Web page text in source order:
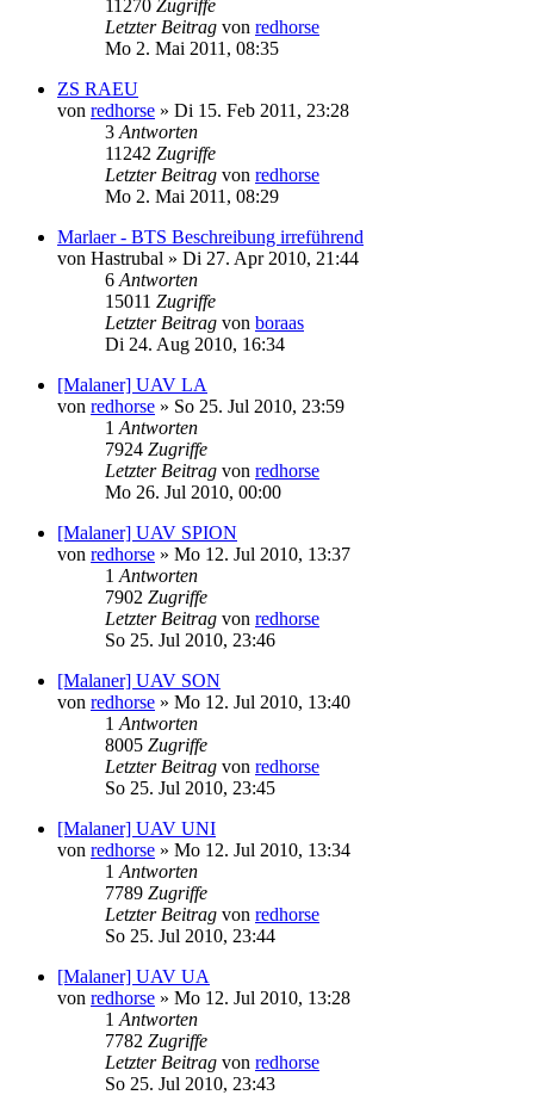
11270 Zugriffe
Letzter Beitrag von redhorse
Mo 2. Mai 2011, 08:35
ZS RAEU
von redhorse » Di 15. Feb 2011, 23:28
3 Antworten
11242 Zugriffe
Letzter Beitrag von redhorse
Mo 2. Mai 2011, 08:29
Marlaer - BTS Beschreibung irreführend
von Hastrubal » Di 27. Apr 2010, 21:44
6 Antworten
15011 Zugriffe
Letzter Beitrag von boraas
Di 24. Aug 2010, 16:34
[Malaner] UAV LA
von redhorse » So 25. Jul 2010, 23:59
1 Antworten
7924 Zugriffe
Letzter Beitrag von redhorse
Mo 26. Jul 2010, 00:00
[Malaner] UAV SPION
von redhorse » Mo 12. Jul 2010, 13:37
1 Antworten
7902 Zugriffe
Letzter Beitrag von redhorse
So 25. Jul 2010, 23:46
[Malaner] UAV SON
von redhorse » Mo 12. Jul 2010, 13:40
1 Antworten
8005 Zugriffe
Letzter Beitrag von redhorse
So 25. Jul 2010, 23:45
[Malaner] UAV UNI
von redhorse » Mo 12. Jul 2010, 13:34
1 Antworten
7789 Zugriffe
Letzter Beitrag von redhorse
So 25. Jul 2010, 23:44
[Malaner] UAV UA
von redhorse » Mo 12. Jul 2010, 13:28
1 Antworten
7782 Zugriffe
Letzter Beitrag von redhorse
So 25. Jul 2010, 23:43